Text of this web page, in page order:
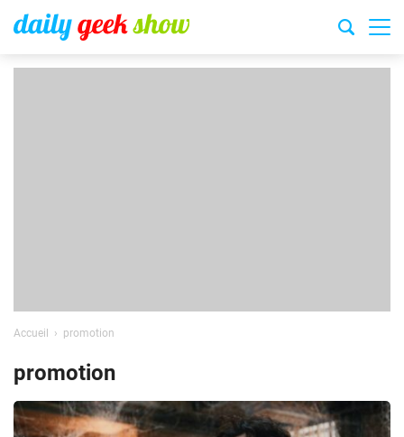
Accueil promotion
promotion